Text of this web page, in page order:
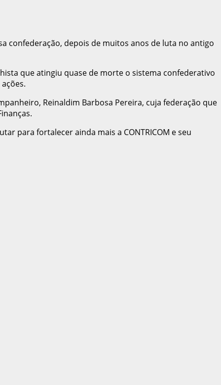
confederação, depois de muitos anos de luta no antigo
que atingiu quase de morte o sistema confederativo
Reinaldim Barbosa Pereira, cuja federação que
para fortalecer ainda mais a CONTRICOM e seu